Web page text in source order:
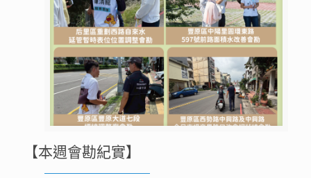
【本週會勘紀實】